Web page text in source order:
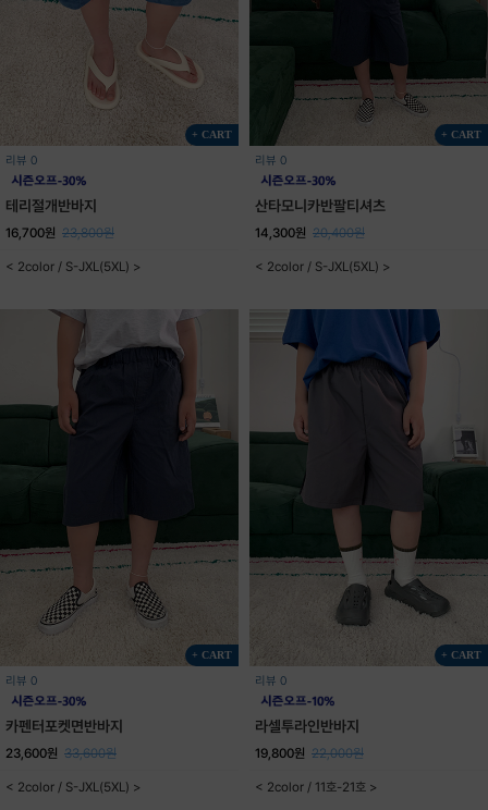
+ CART
리뷰 0
테리절개반바지
16,700원 23,800원
< 2color / S-JXL(5XL) >
+ CART
리뷰 0
산타모니카반팔티셔츠
14,300원 20,400원
< 2color / S-JXL(5XL) >
+ CART
리뷰 0
카펜터포켓면반바지
23,600원 33,600원
< 2color / S-JXL(5XL) >
+ CART
리뷰 0
라셀투라인반바지
19,800원 22,000원
< 2color / 11호-21호 >